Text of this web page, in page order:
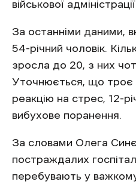
військової адміністрації
За останніми даними,
54-річний чоловік.
зросла до 20, з них
Уточнюється, що троє
реакцію на стрес, 12-
вибухове поранення.
За словами Олега
постраждалих
перебувають у